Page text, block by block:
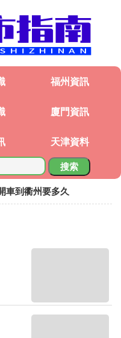
福州資訊
廈門資訊
天津資料
搜索
車到衢州要多久